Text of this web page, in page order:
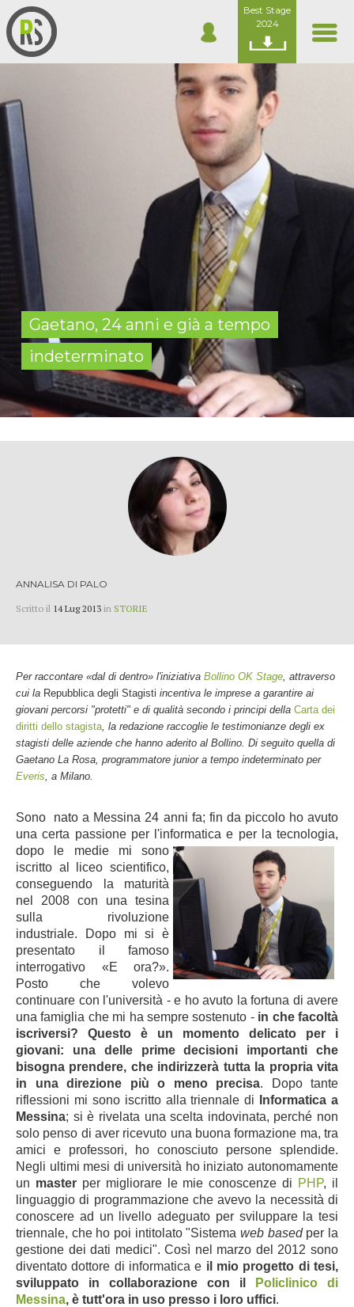
Best Stage
2024
Gaetano, 24 anni e già a tempo
indeterminato
ANNALISA DI PALO
Scritto il 14 Lug 2013 in STORIE
Per raccontare «dal di dentro» l'iniziativa Bollino OK Stage , attraverso
cui la Repubblica degli Stagisti incentiva le imprese a garantire ai
giovani percorsi "protetti" e di qualità secondo i principi della Carta dei
diritti dello stagista , la redazione raccoglie le testimonianze degli ex
stagisti delle aziende che hanno aderito al Bollino. Di seguito quella di
Gaetano La Rosa, programmatore junior a tempo indeterminato per
Everis , a Milano.
Sono nato a Messina 24 anni fa; fin da piccolo ho avuto
una certa passione per l'informatica e per la tecnologia,
dopo le medie mi sono
iscritto al liceo scientifico,
conseguendo la maturità
nel 2008 con una tesina
sulla rivoluzione
industriale. Dopo mi si è
presentato il famoso
interrogativo «E ora?».
Posto che volevo
continuare con l'università - e ho avuto la fortuna di avere
una famiglia che mi ha sempre sostenuto - in che facoltà
iscriversi? Questo è un momento delicato per i
giovani: una delle prime decisioni importanti che
bisogna prendere, che indirizzerà tutta la propria vita
in una direzione più o meno precisa. Dopo tante
riflessioni mi sono iscritto alla triennale di
Informatica a
Messina; si è rivelata una scelta indovinata, perché non
solo penso di aver ricevuto una buona formazione ma, tra
amici e professori, ho conosciuto persone splendide.
Negli ultimi mesi di università ho iniziato autonomamente
un masterper migliorare le mie conoscenze di PHP, il
linguaggio di programmazione che avevo la necessità di
conoscere ad un livello adeguato per sviluppare la tesi
triennale, che ho poi intitolato "Sistema web basedper la
gestione dei dati medici". Così nel marzo del 2012 sono
diventato dottore di informatica e il mio progetto di tesi,
sviluppato in collaborazione con il
Policlinico di
Messina, è tutt'ora in uso presso i loro uffici.